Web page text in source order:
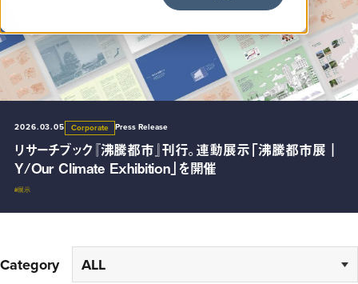
2026.07.24 Corporate Press Release
福島県飯舘村に「FabCafe Fukushima」が2026年7月25
日オープン
#コレクティブインパクト
2026.05.20 Corporate Press Release
千葉市・亥鼻公園内「いのはな亭」にFabCafe Chibaを6月
1日オープン
#地域
2026.03.05 Corporate Press Release
リサーチブック『沸騰都市』刊行。連動展示「沸騰都市展｜
Y/Our Climate Exhibition」を開催
#展示
2025.10.06 Corporate Topics
100年後の世界のために描く 未来に向けた価値創造物語
Aru Societyメディアサイト “Aru Commons Media”を公
開
Category